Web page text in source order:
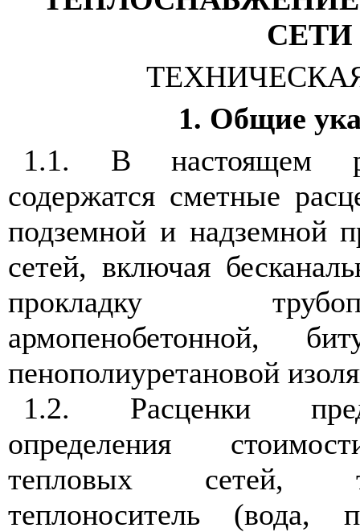
СЕТИ
1. Общие
1.1. В настоящем
содержатся сметные
подземной и надземной
сетей, включая
прокладку
армопенобетонной,
пенополиуретановой
1.2. Расценки
определения
тепловых сетей,
теплоноситель